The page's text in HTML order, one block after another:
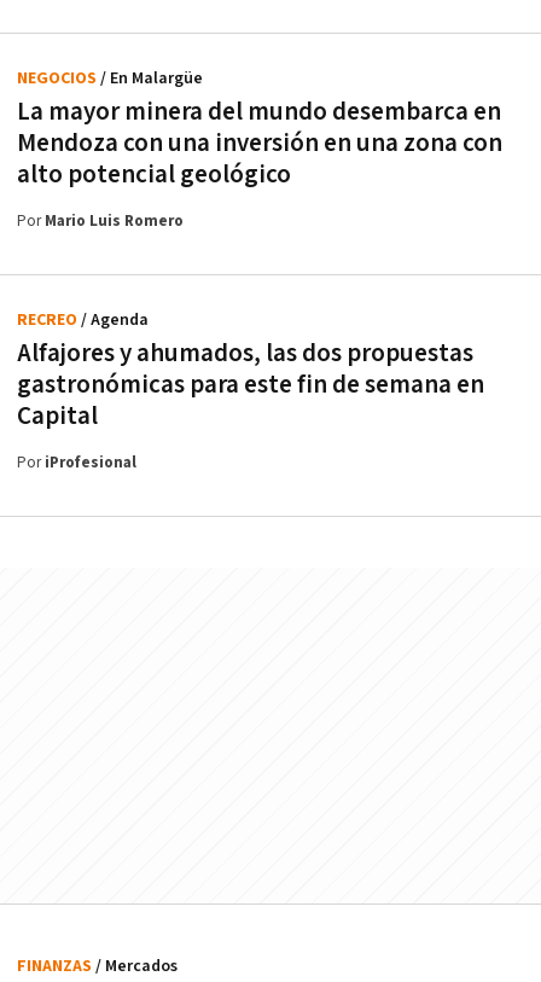
La mayor minera del mundo desembarca en
Mendoza con una inversión en una zona con
alto potencial geológico
NEGOCIOS / En Malargüe
PorMario Luis Romero
Alfajores y ahumados, las dos propuestas
gastronómicas para este fin de semana en
Capital
RECREO / Agenda
PoriProfesional
FINANZAS / Mercados